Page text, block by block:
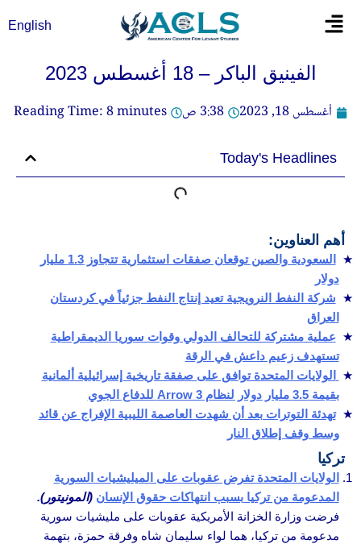
Flyout
English
الفينيق الباكر – 18 أغسطس 2023
أغسطس 18, 2023
3:38 ص Reading Time:8minutes
Today's Headlines
أهم العناوين:
السعودية والصين توقعان صفقات استثمارية تتجاوز 1.3 مليار
دولار
شركة النفط النرويجية تعيد إنتاج النفط جزئياً في كردستان
العراق
عملية مشتركة للتحالف الدولي وقوات سوريا الديمقراطية
تستهدف زعيم داعش في الرقة
الولايات المتحدة توافق على صفقة تاريخية إسرائيلية ألمانية
بقيمة 3.5 مليار دولار لنظام Arrow 3 للدفاع الجوي
تهدئة التوترات بعد أن شهدت العاصمة الليبية الإفراج عن قائد
وسط وقف إطلاق النار
تركيا
الولايات المتحدة تفرض عقوبات على الميليشيات السورية
المدعومة من تركيا بسبب انتهاكات حقوق الإنسان (المونيتور).
فرضت وزارة الخزانة الأمريكية عقوبات على مليشيات سورية
مدعومة من تركيا، هما لواء سليمان شاه وفرقة حمزة، بتهمة